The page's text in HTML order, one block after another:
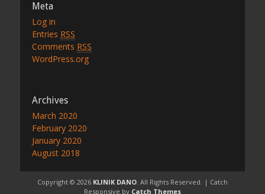
Meta
Log in
Entries RSS
Comments RSS
WordPress.org
Archives
March 2020
February 2020
January 2020
August 2018
Copyright © 2026 KLINIK DANO. All Rights Reserved. | Catch
Responsive by Catch Themes